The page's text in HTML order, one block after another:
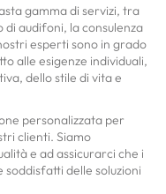
gamma di servizi, tra
audifoni, la consulenza
esperti sono in grado
alle esigenze individuali,
dello stile di vita e
personalizzata per
clienti. Siamo
e ad assicurarci che i
delle soluzioni